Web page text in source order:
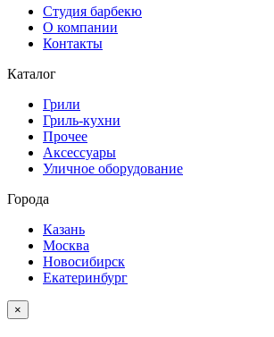
Студия барбекю
О компании
Контакты
Каталог
Грили
Гриль-кухни
Прочее
Аксессуары
Уличное оборудование
Города
Казань
Москва
Новосибирск
Екатеринбург
×